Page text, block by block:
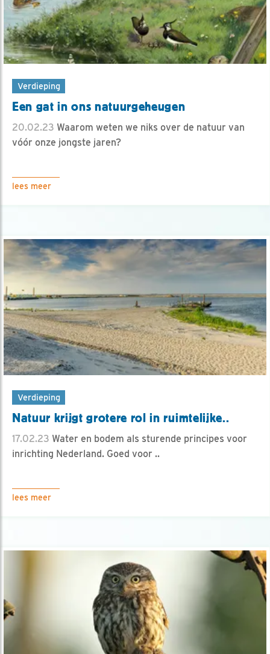
Verdieping
Een gat in ons natuurgeheugen
20.02.23 Waarom weten we niks over de natuur van
vóór onze jongste jaren?
lees meer
Verdieping
Natuur krijgt grotere rol in ruimtelijke..
17.02.23 Water en bodem als sturende principes voor
inrichting Nederland. Goed voor ..
lees meer